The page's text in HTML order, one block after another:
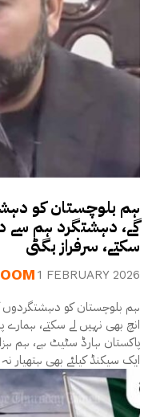
ہم بلوچستان کو
گے، دہشتگرد ہم سے
سکتے، سرفراز بگٹی
1 FEBRUARY 2026
ہم بلوچستان کو دہشتگردوں
پاکستان ہارڈ سٹیٹ ہے، ہم
ایک سیکنڈ کیلئے بھی ہتھیار نہ